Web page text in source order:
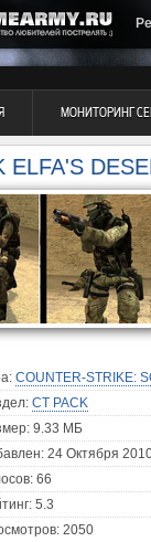
МОНИТОРИНГ
ELFA'S
COUNTER-STRIKE:
CT PACK
9.33 МБ
24 Октября
66
5.3
2050